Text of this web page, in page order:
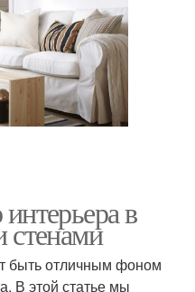
в
стенами
быть отличным фоном
В этой статье мы